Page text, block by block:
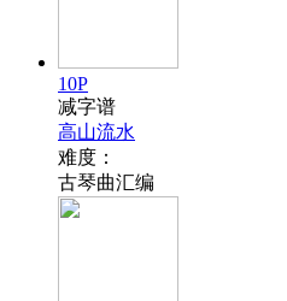
10P
减字谱
高山流水
难度：
古琴曲汇编